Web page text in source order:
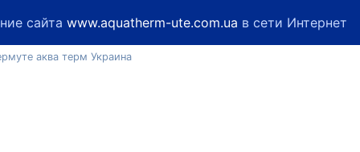
сайта www.aquatherm-ute.com.ua в сети Интернет
аква терм Украина